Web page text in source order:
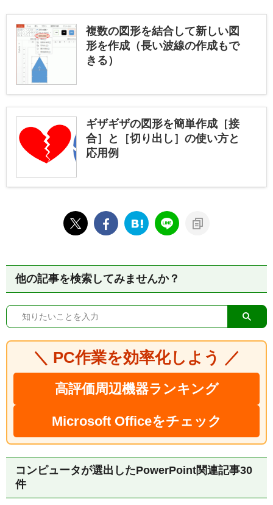
複数の図形を結合して新しい図
形を作成（長い波線の作成もで
きる）
ギザギザの図形を簡単作成［接
合］と［切り出し］の使い方と
応用例
他の記事を検索してみませんか？
＼ PC作業を効率化しよう ／
高評価周辺機器ランキング
Microsoft Officeをチェック
コンピュータが選出したPowerPoint関連記事30
件